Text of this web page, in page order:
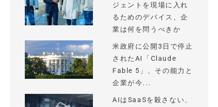
ジェントを現場に入れ
るためのデバイス、企
業は何を問うべきか
米政府に公開3日で停止
されたAI「Claude
Fable 5」、その能力と
企業が今...
AIはSaaSを殺さない、